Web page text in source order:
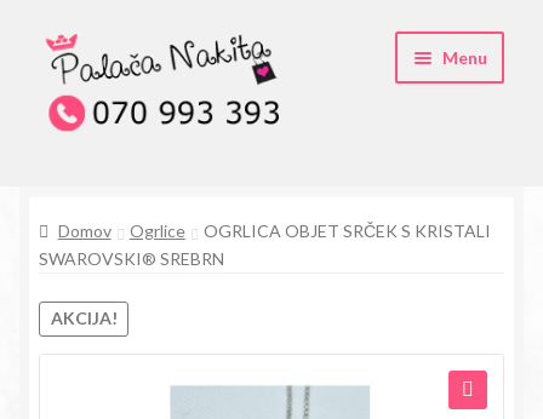
Skip
to
navigation
Skip
to
content
Menu
Pogosta vprašanja
Kontakt
Trgovina
Domov Ogrlice
OGRLICA OBJET SRČEK S KRISTALI
SWAROVSKI® SREBRN
AKCIJA!